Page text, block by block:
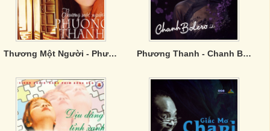
Thương Một Người - Phương Thanh Phương Thanh - Chanh Bolero